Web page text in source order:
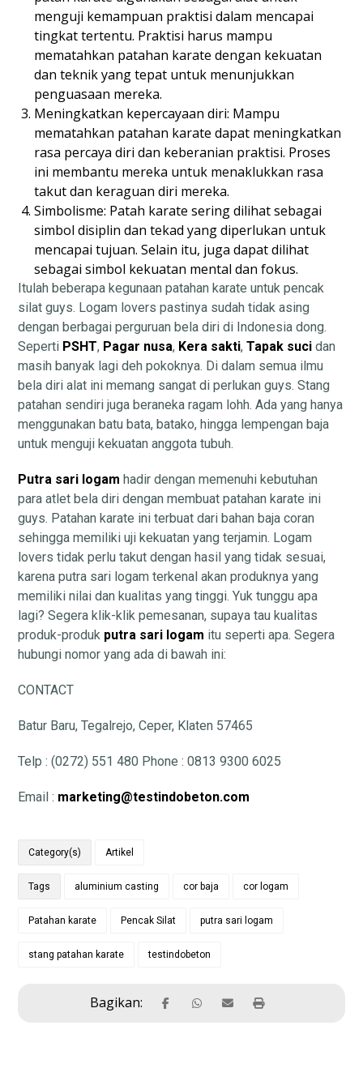
menguji kemampuan praktisi dalam mencapai
tingkat tertentu. Praktisi harus mampu
mematahkan patahan karate dengan kekuatan
dan teknik yang tepat untuk menunjukkan
penguasaan mereka.
Meningkatkan kepercayaan diri: Mampu
mematahkan patahan karate dapat meningkatkan
rasa percaya diri dan keberanian praktisi. Proses
ini membantu mereka untuk menaklukkan rasa
takut dan keraguan diri mereka.
Simbolisme: Patah karate sering dilihat sebagai
simbol disiplin dan tekad yang diperlukan untuk
mencapai tujuan. Selain itu, juga dapat dilihat
sebagai simbol kekuatan mental dan fokus.
Itulah beberapa kegunaan patahan karate untuk pencak
silat guys. Logam lovers pastinya sudah tidak asing
dengan berbagai perguruan bela diri di Indonesia dong.
Seperti PSHT, Pagar nusa, Kera sakti,Tapak suci dan
masih banyak lagi deh pokoknya. Di dalam semua ilmu
bela diri alat ini memang sangat di perlukan guys. Stang
patahan sendiri juga beraneka ragam lohh. Ada yang hanya
menggunakan batu bata, batako, hingga lempengan baja
untuk menguji kekuatan anggota tubuh.
Putra sari logam hadir dengan memenuhi kebutuhan
para atlet bela diri dengan membuat patahan karate ini
guys. Patahan karate ini terbuat dari bahan baja coran
sehingga memiliki uji kekuatan yang terjamin. Logam
lovers tidak perlu takut dengan hasil yang tidak sesuai,
karena putra sari logam terkenal akan produknya yang
memiliki nilai dan kualitas yang tinggi. Yuk tunggu apa
lagi? Segera klik-klik pemesanan, supaya tau kualitas
produk-produk putra sari logam itu seperti apa. Segera
hubungi nomor yang ada di bawah ini:
CONTACT
Batur Baru, Tegalrejo, Ceper, Klaten 57465
Telp : (0272) 551 480 Phone : 0813 9300 6025
Email : marketing@testindobeton.com
Category(s) Artikel
Tags aluminium casting cor baja cor logam
Patahan karate Pencak Silat putra sari logam
stang patahan karate testindobeton